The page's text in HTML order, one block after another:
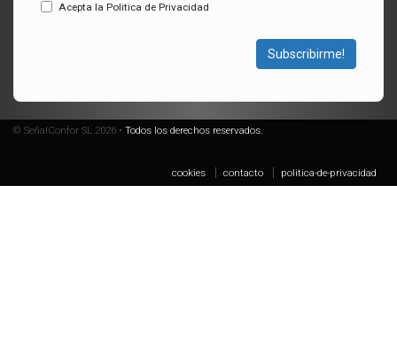
Acepta la Politica de Privacidad
Subscribirme!
© SeñalConfor SL 2026 • Todos los derechos reservados.
cookies contacto politica-de-privacidad